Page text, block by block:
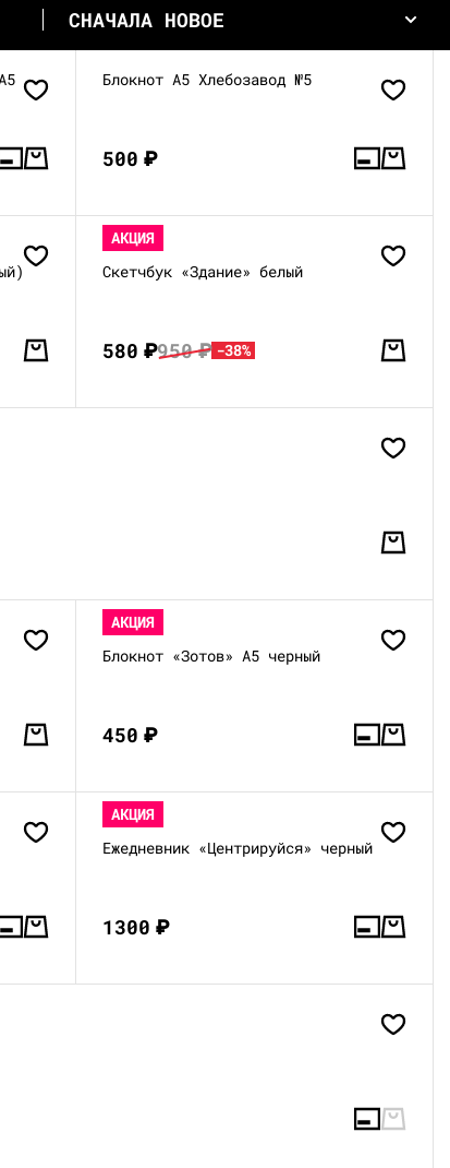
СНАЧАЛА НОВОЕ
Блокнот А5 Хлебозавод №5
500₽
АКЦИЯ
Скетчбук «Здание» белый
580₽950₽ -38%
АКЦИЯ
Блокнот «Зотов» А5 черный
450₽
АКЦИЯ
Ежедневник «Центрируйся» черный
1300₽